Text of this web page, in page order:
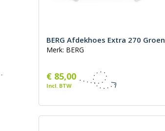
BERG Afdekhoes Extra 270 Groen
Merk: BERG
€ 85,00
Incl. BTW